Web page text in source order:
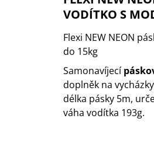
VODÍTKO S
Flexi NEW NEON
do 15kg
Samonavíjecí
doplněk na
délka pásky 5m,
váha vodítka 193g.
1 KS
35 Kč